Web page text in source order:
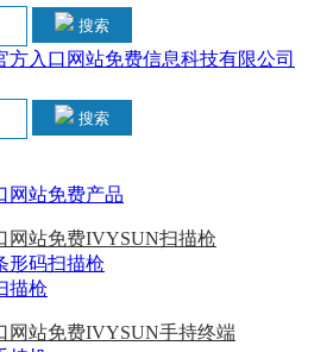
搜索
搜索
网站免费产品
网站免费IVYSUN扫描枪
形码扫描枪
描枪
网站免费IVYSUN手持终端